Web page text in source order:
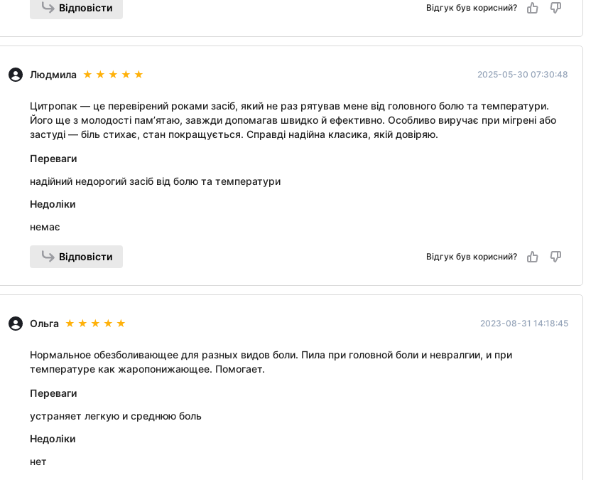
Відповісти Відгук був корисний?
Людмила 2025-05-30 07:30:48
Цитропак — це перевірений роками засіб, який не раз рятував мене від головного болю та температури.
Його ще з молодості пам’ятаю, завжди допомагав швидко й ефективно. Особливо виручає при мігрені або
застуді — біль стихає, стан покращується. Справді надійна класика, якій довіряю.
Переваги
надійний недорогий засіб від болю та температури
Недоліки
немає
Відповісти Відгук був корисний?
Ольга 2023-08-31 14:18:45
Нормальное обезболивающее для разных видов боли. Пила при головной боли и невралгии, и при
температуре как жаропонижающее. Помогает.
Переваги
устраняет легкую и среднюю боль
Недоліки
нет